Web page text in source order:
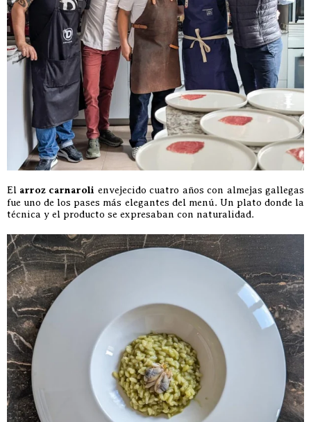
El arroz carnaroli envejecido cuatro años con almejas gallegas
fue uno de los pases más elegantes del menú. Un plato donde la
técnica y el producto se expresaban con naturalidad.